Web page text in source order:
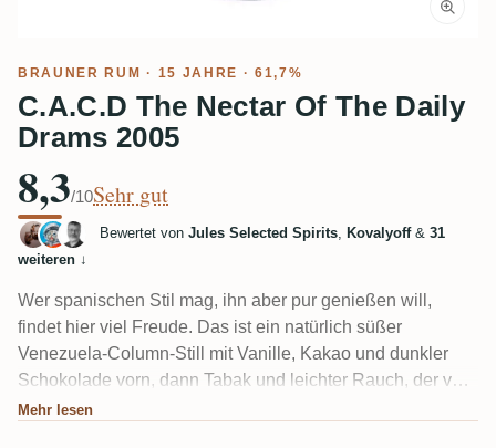
BRAUNER RUM · 15 JAHRE · 61,7%
C.A.C.D The Nectar Of The Daily
Drams 2005
8,3/10Sehr gut
Bewertet von Jules Selected Spirits, Kovalyoff& 31
weiteren ↓
Wer spanischen Stil mag, ihn aber pur genießen will,
findet hier viel Freude. Das ist ein natürlich süßer
Venezuela-Column-Still mit Vanille, Kakao und dunkler
Schokolade vorn, dann Tabak und leichter Rauch, der von
der Fassstärke-Abfüllung kommt. Einige Tester brauchten
Mehr lesen